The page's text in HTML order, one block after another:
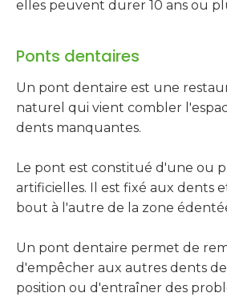
elles peuvent durer 10 ans ou
Ponts dentaires
Un pont dentaire est une
naturel qui vient combler
dents manquantes.
Le pont est constitué d'une ou
artificielles. Il est fixé aux dents
bout à l'autre de la zone
Un pont dentaire permet de
d'empêcher aux autres dents
position ou d'entraîner des